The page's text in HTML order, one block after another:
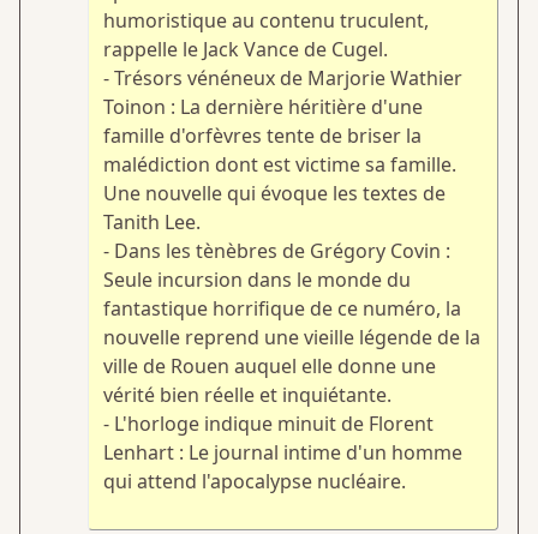
humoristique au contenu truculent,
rappelle le Jack Vance de Cugel.
- Trésors vénéneux de Marjorie Wathier
Toinon : La dernière héritière d'une
famille d'orfèvres tente de briser la
malédiction dont est victime sa famille.
Une nouvelle qui évoque les textes de
Tanith Lee.
- Dans les tènèbres de Grégory Covin :
Seule incursion dans le monde du
fantastique horrifique de ce numéro, la
nouvelle reprend une vieille légende de la
ville de Rouen auquel elle donne une
vérité bien réelle et inquiétante.
- L'horloge indique minuit de Florent
Lenhart : Le journal intime d'un homme
qui attend l'apocalypse nucléaire.